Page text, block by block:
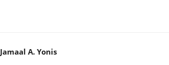
Jamaal A. Yonis